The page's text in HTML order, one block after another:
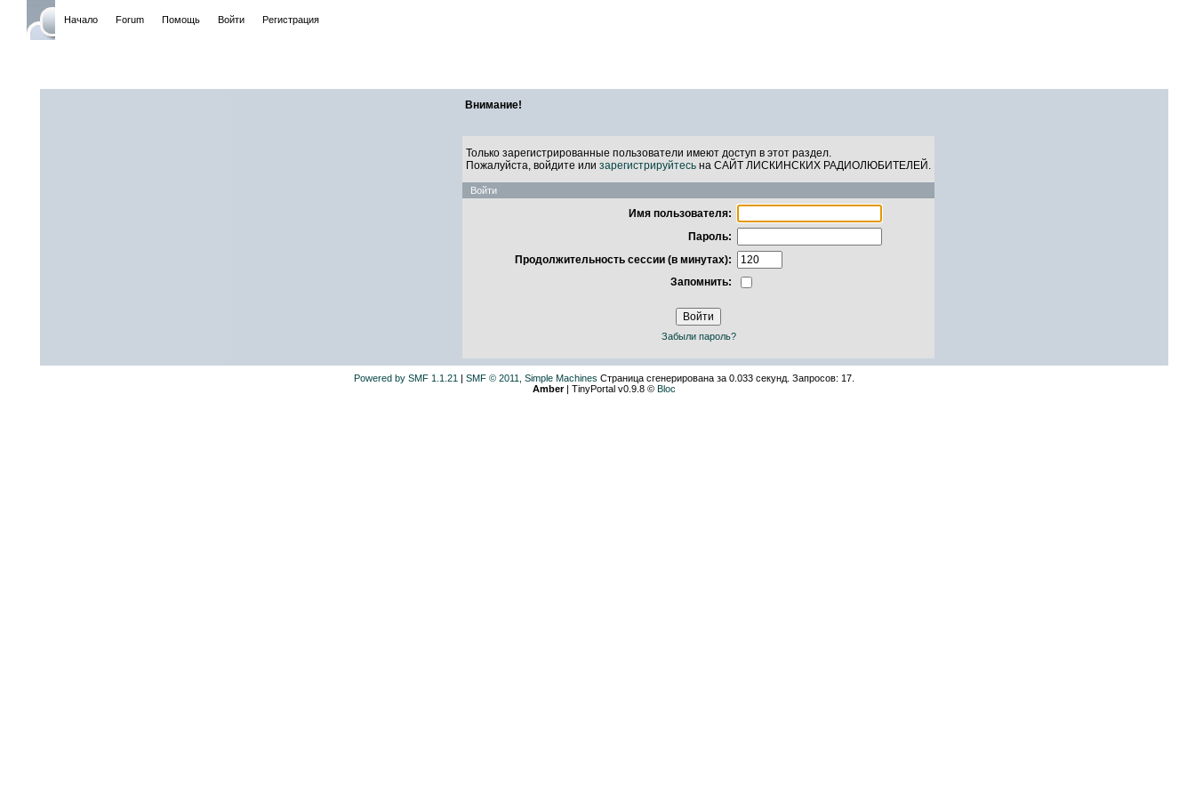
Начало Forum Помощь Войти Регистрация
Внимание!
Только зарегистрированные пользователи имеют доступ в этот раздел.
Пожалуйста, войдите или зарегистрируйтесь на САЙТ ЛИСКИНСКИХ РАДИОЛЮБИТЕЛЕЙ.
Войти
Имя пользователя:
Пароль:
Продолжительность сессии (в минутах):
Запомнить:
Забыли пароль?
Powered by SMF 1.1.21 | SMF © 2011, Simple Machines Страница сгенерирована за 0.033 секунд. Запросов: 17.
Amber| TinyPortal v0.9.8 © Bloc